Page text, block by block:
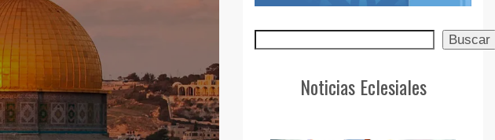
Buscar Buscar
Noticias Eclesiales